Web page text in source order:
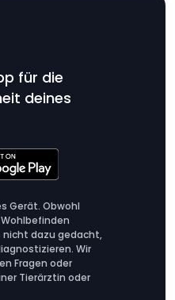
für die
deines
Gerät. Obwohl
nicht dazu gedacht,
Wir
Fragen oder
Tierärztin oder